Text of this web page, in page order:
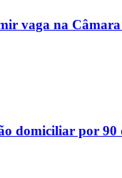
vaga na
domiciliar por 90